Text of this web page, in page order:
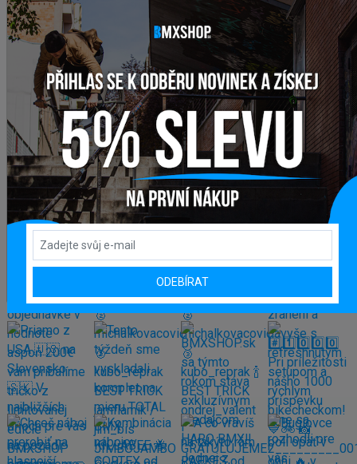
Sedlo BMX CULT VANS SLIP ON
47,95 €
Pegy BMX CTM AL
14,50 €
Zobrazit více produktů
INSTAGRAM#BMXSHOPSK
ODEBÍRAT